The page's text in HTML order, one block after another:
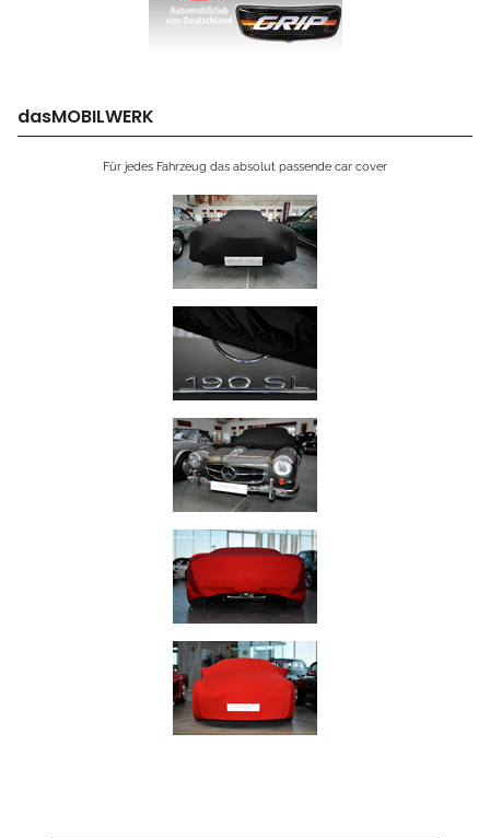
dasMOBILWERK
Für jedes Fahrzeug das absolut passende car cover